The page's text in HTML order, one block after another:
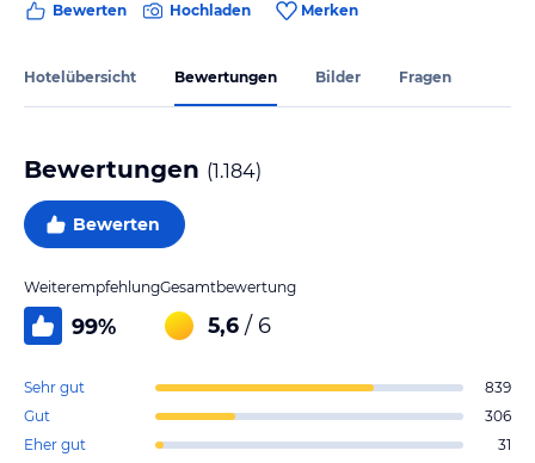
Bewerten Hochladen Merken
Hotelübersicht Bewertungen Bilder Fragen
Bewertungen (1.184)
Bewerten
Weiterempfehlung
99%
Gesamtbewertung
5,6 / 6
Sehr gut
839
Gut
306
Eher gut
31